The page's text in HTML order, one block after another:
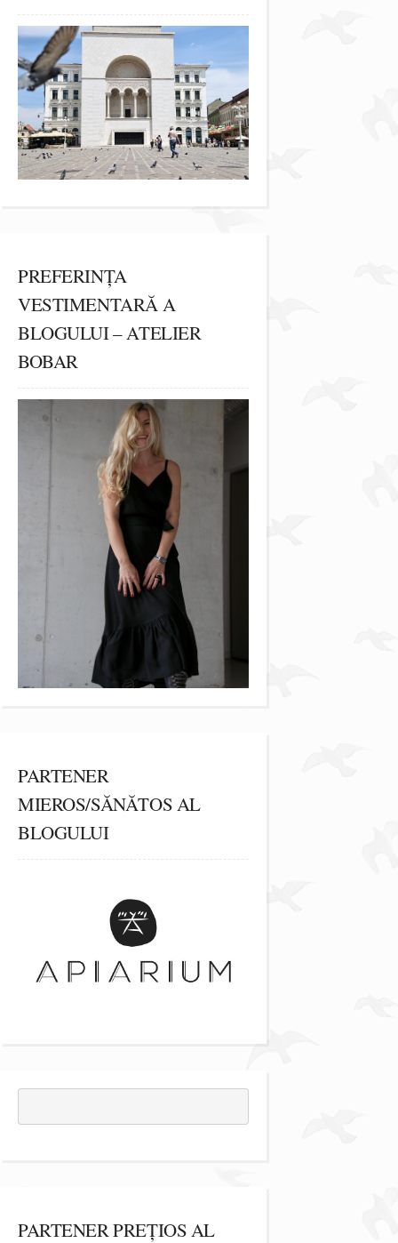
PREFERINȚA
VESTIMENTARĂ A
BLOGULUI – ATELIER
BOBAR
PARTENER
MIEROS/SĂNĂTOS AL
BLOGULUI
PARTENER PREȚIOS AL